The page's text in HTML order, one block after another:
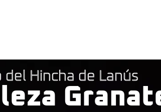
del Hincha de Lanús